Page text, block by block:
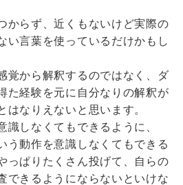
からず、近くもないけど実際の
い言葉を使っているだけかもし
覚から解釈するのではなく、ダ
た経験を元に自分なりの解釈が
はなりえないと思います。
識しなくてもできるように、
う動作を意識しなくてもできる
っぱりたくさん投げて、自らの
できるようにならないといけな